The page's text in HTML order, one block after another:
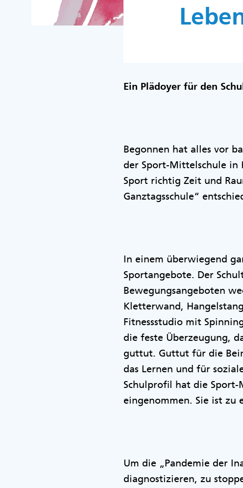
Ein Plädoyer für den
Begonnen hat alles vor
der Sport-Mittelschule in
Sport richtig Zeit und
Ganztagsschule“
In einem überwiegend
Sportangebote. Der
Bewegungsangeboten
Kletterwand,
Fitnessstudio mit
die feste Überzeugung,
guttut. Guttut für die
das Lernen und für
Schulprofil hat die
eingenommen. Sie ist zu
Um die „Pandemie der
diagnostizieren, zu